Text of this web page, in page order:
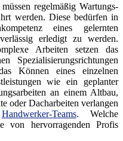
regelmäßig Wartungs-
werden. Diese bedürfen in
eines gelernten
erledigt zu werden.
Arbeiten setzen das
Spezialisierungsrichtungen
Können eines einzelnen
wie ein geplanter
an einem Altbau,
oder Dacharbeiten verlangen
Handwerker-Teams. Welche
von hervorragenden Profis